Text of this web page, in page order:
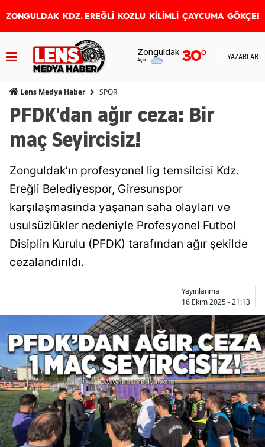
ZONGULDAK KDZ. EREĞLİ KOZLU KİLİMLİ ÇAYCUMA
Zonguldak
Açık 30° YAZARLAR
Lens Medya Haber SPOR
PFDK'dan ağır ceza: Bir
maç Seyircisiz!
Zonguldak’ın profesyonel lig temsilcisi Kdz.
Ereğli Belediyespor, Giresunspor
karşılaşmasında yaşanan saha olayları ve
usulsüzlükler nedeniyle Profesyonel Futbol
Disiplin Kurulu (PFDK) tarafından ağır şekilde
cezalandırıldı.
Yayınlanma
16 Ekim 2025 - 21:13